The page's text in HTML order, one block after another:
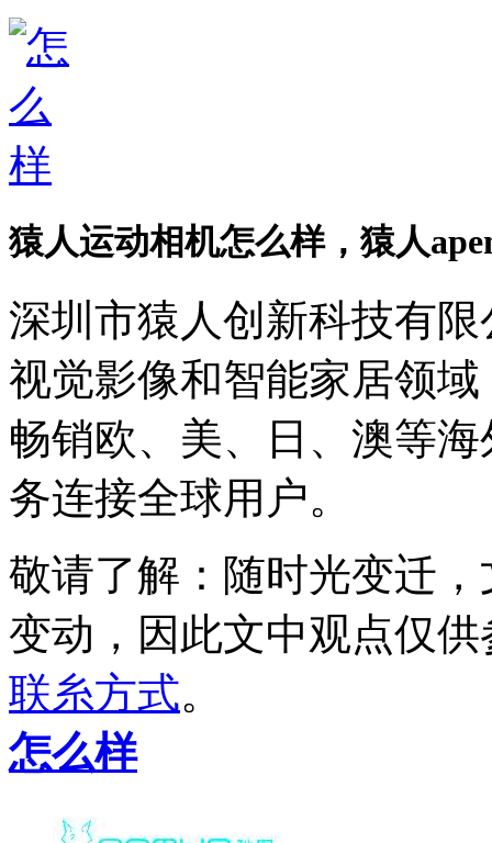
猿人运动相机怎么样，猿人
深圳市猿人创新科技有
视觉影像和智能家居领
畅销欧、美、日、澳等
务连接全球用户。
敬请了解 ：随时光变迁
变动，因此文中观点仅供
联糸方式。
怎么样